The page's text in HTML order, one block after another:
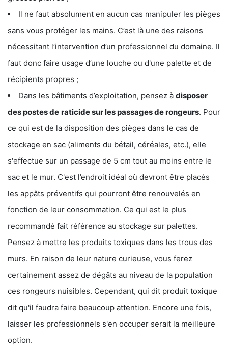
Il ne faut absolument en aucun cas manipuler les pièges
sans vous protéger les mains. C’est là une des raisons
nécessitant l’intervention d’un professionnel du domaine. Il
faut donc faire usage d’une louche ou d'une palette et de
récipients propres ;
Dans les bâtiments d’exploitation, pensez à disposer
des postes de raticide sur les passages de rongeurs. Pour
ce qui est de la disposition des pièges dans le cas de
stockage en sac (aliments du bétail, céréales, etc.), elle
s'effectue sur un passage de 5 cm tout au moins entre le
sac et le mur. C'est l’endroit idéal où devront être placés
les appâts préventifs qui pourront être renouvelés en
fonction de leur consommation. Ce qui est le plus
recommandé fait référence au stockage sur palettes.
Pensez à mettre les produits toxiques dans les trous des
murs. En raison de leur nature curieuse, vous ferez
certainement assez de dégâts au niveau de la population
ces rongeurs nuisibles. Cependant, qui dit produit toxique
dit qu'il faudra faire beaucoup attention. Encore une fois,
laisser les professionnels s'en occuper serait la meilleure
option.